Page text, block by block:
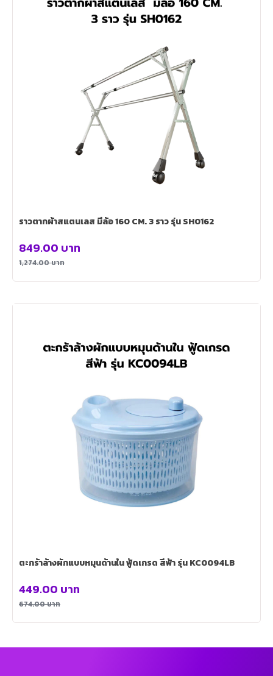
ราวตากผ้าสแตนเลส มีล้อ 160 CM. 3 ราว รุ่น SH0162
1,274.00บาท
849.00 บาท
ตะกร้าล้างผักแบบหมุนด้านใน ฟู้ดเกรด สีฟ้า รุ่น KC0094LB
674.00บาท
449.00 บาท